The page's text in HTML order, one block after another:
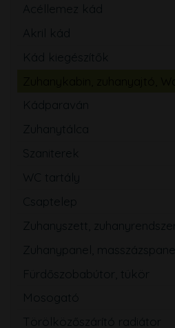
Acéllemez kád
Akril kád
Kád kiegészítők
Kádparaván
Zuhanytálca
Szaniterek
WC tartály
Csaptelep
Zuhanyszett, zuhanyrendszer
Zuhanypanel, masszázspanel
Fürdőszobabútor, tükör
Mosogató
Törölközőszárító radiátor